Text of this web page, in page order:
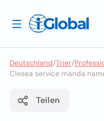
Deutschland/Trier/
Clesea service manda
Teilen